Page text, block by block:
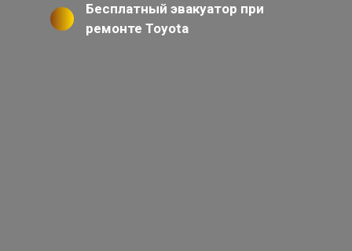
Бесплатный эвакуатор при
ремонте Toyota